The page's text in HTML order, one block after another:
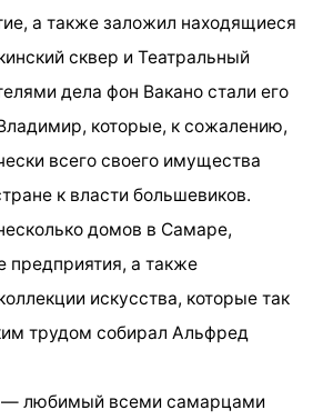
а также заложил находящиеся
сквер и Театральный
дела фон Вакано стали его
которые, к сожалению,
всего своего имущества
к власти большевиков.
домов в Самаре,
предприятия, а также
искусства, которые так
трудом собирал Альфред
— любимый всеми самарцами